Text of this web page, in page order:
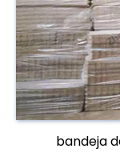
bandeja